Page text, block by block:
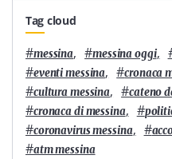
Tag cloud
#messina, #messina oggi,
#eventi messina, #cronaca
#cultura messina, #cateno
#cronaca di messina, #
#coronavirus messina, #
#atm messina